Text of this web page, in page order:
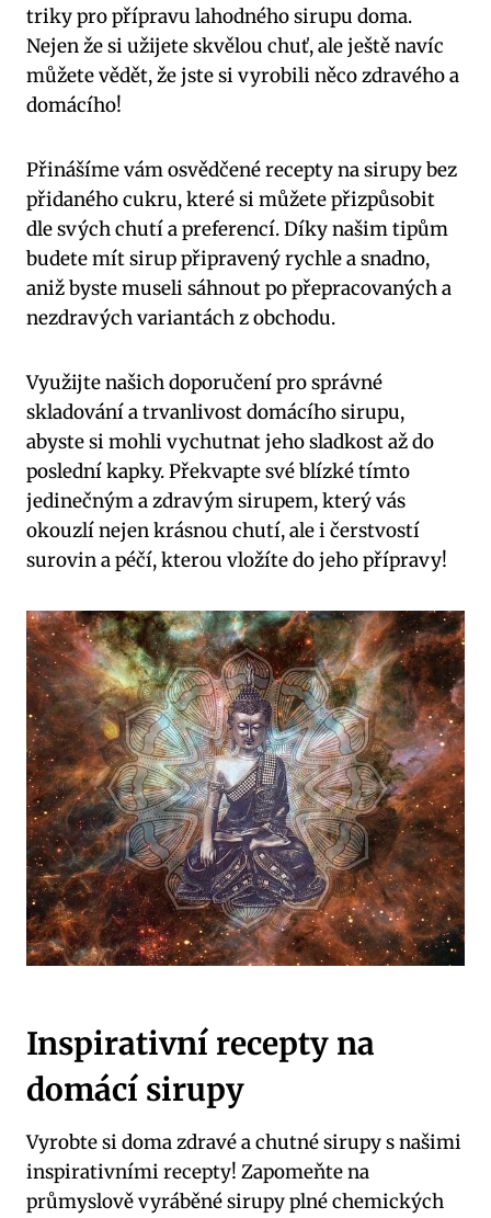
triky pro přípravu lahodného sirupu doma.
Nejen že si užijete skvělou chuť, ale ještě navíc
můžete vědět, že jste si vyrobili něco zdravého a
domácího!
Přinášíme vám osvědčené recepty na sirupy bez
přidaného cukru, které si můžete přizpůsobit
dle svých chutí a preferencí. Díky našim tipům
budete mít sirup připravený rychle a snadno,
aniž byste museli sáhnout po přepracovaných a
nezdravých variantách z obchodu.
Využijte našich doporučení pro správné
skladování a trvanlivost domácího sirupu,
abyste si mohli vychutnat jeho sladkost až do
poslední kapky. Překvapte své blízké tímto
jedinečným a zdravým sirupem, který vás
okouzlí nejen krásnou chutí, ale i čerstvostí
surovin a péčí, kterou vložíte do jeho přípravy!
Inspirativní recepty na
domácí sirupy
Vyrobte si doma zdravé a chutné sirupy s našimi
inspirativními recepty! Zapomeňte na
průmyslově vyráběné sirupy plné chemických